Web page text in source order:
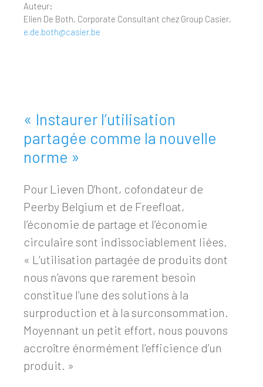
Auteur:
Elien De Both, Corporate Consultant chez Group Casier,
e.de.both@casier.be
« Instaurer l’utilisation
partagée comme la nouvelle
norme »
Pour Lieven D’hont, cofondateur de
Peerby Belgium et de Freefloat,
l’économie de partage et l’économie
circulaire sont indissociablement liées.
« L’utilisation partagée de produits dont
nous n’avons que rarement besoin
constitue l’une des solutions à la
surproduction et à la surconsommation.
Moyennant un petit effort, nous pouvons
accroître énormément l’efficience d’un
produit. »